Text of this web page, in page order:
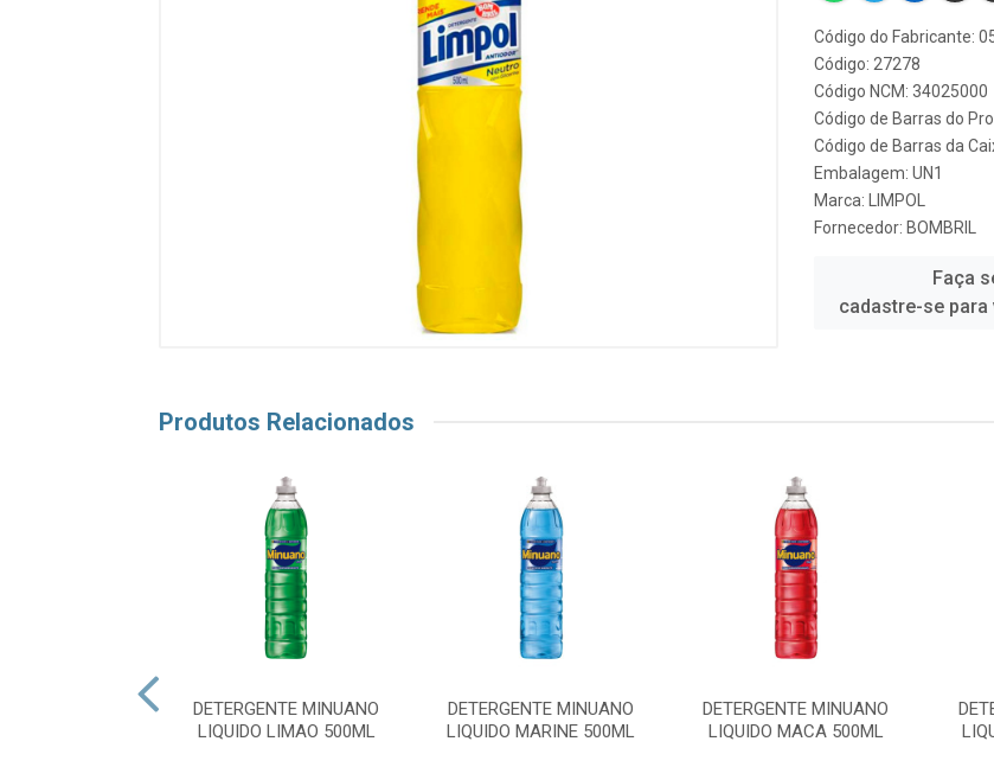
Código do Fabricante:
Código: 27278
Código NCM: 34025000
Código de Barras do
Código de Barras da
Embalagem: UN1
Marca:
LIMPOL
Fornecedor: BOMBRIL
Faça
cadastre-se
Produtos Relacionados
DETERGENTE MINUANO
LIQUIDO LIMAO 500ML
DETERGENTE MINUANO
LIQUIDO MARINE 500ML
DETERGENTE MINUANO
LIQUIDO MACA 500ML